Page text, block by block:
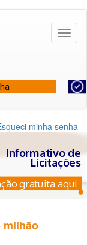
minha senha
Informativo de
Licitações
gratuita aqui
milhão